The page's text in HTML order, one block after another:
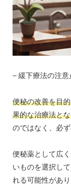
– 緩下療法の注意
便秘の改善を目
果的な治療法と
のではなく、必
便秘薬として広
いものを選択し
れる可能性があ